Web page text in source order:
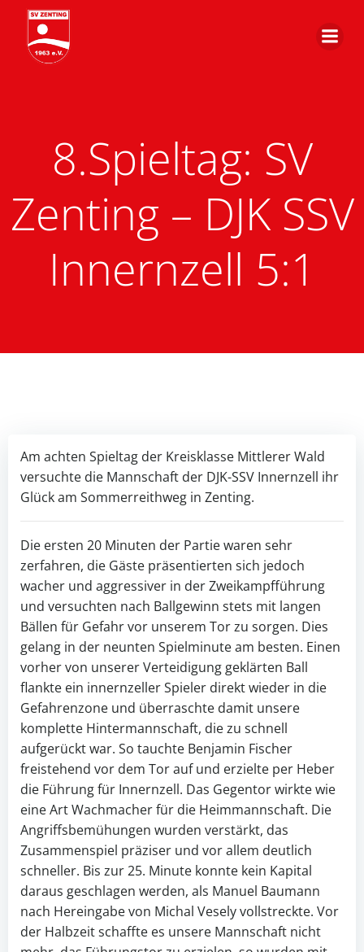
8.Spieltag: SV
Zenting – DJK SSV
Innernzell 5:1
Am achten Spieltag der Kreisklasse Mittlerer Wald
versuchte die Mannschaft der DJK-SSV Innernzell ihr
Glück am Sommerreithweg in Zenting.
Die ersten 20 Minuten der Partie waren sehr
zerfahren, die Gäste präsentierten sich jedoch
wacher und aggressiver in der Zweikampfführung
und versuchten nach Ballgewinn stets mit langen
Bällen für Gefahr vor unserem Tor zu sorgen. Dies
gelang in der neunten Spielminute am besten. Einen
vorher von unserer Verteidigung geklärten Ball
flankte ein innernzeller Spieler direkt wieder in die
Gefahrenzone und überraschte damit unsere
komplette Hintermannschaft, die zu schnell
aufgerückt war. So tauchte Benjamin Fischer
freistehend vor dem Tor auf und erzielte per Heber
die Führung für Innernzell. Das Gegentor wirkte wie
eine Art Wachmacher für die Heimmannschaft. Die
Angriffsbemühungen wurden verstärkt, das
Zusammenspiel präziser und vor allem deutlich
schneller. Bis zur 25. Minute konnte kein Kapital
daraus geschlagen werden, als Manuel Baumann
nach Hereingabe von Michal Vesely vollstreckte. Vor
der Halbzeit schaffte es unsere Mannschaft nicht